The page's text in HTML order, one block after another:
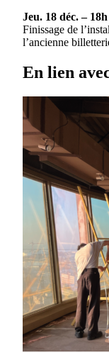
Jeu. 18 déc. –
Finissage de
l’ancienne
En lien